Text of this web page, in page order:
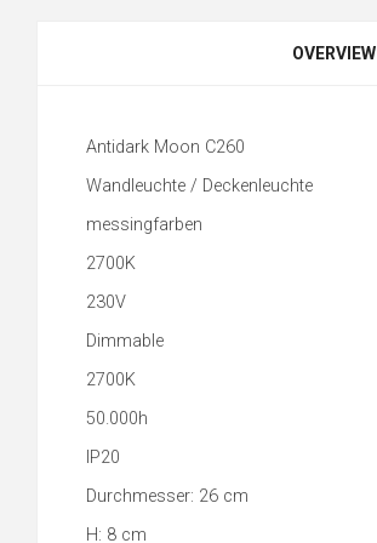
OVERVIEW
Antidark Moon C260
Wandleuchte / Deckenleuchte
messingfarben
2700K
230V
Dimmable
2700K
50.000h
IP20
Durchmesser: 26 cm
H: 8 cm